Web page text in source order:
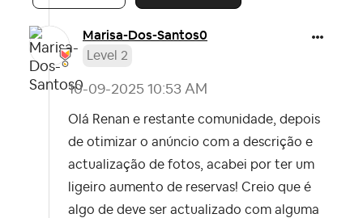
Marisa-Dos-Santos0
Level 2
‎10-09-2025 10:53 AM
Olá Renan e restante comunidade, depois
de otimizar o anúncio com a descrição e
actualização de fotos, acabei por ter um
ligeiro aumento de reservas! Creio que é
algo de deve ser actualizado com alguma